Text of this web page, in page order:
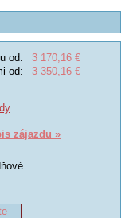
od:
3 170,16 €
od:
3 350,16 €
zájazdu »